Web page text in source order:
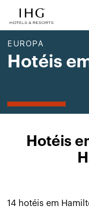
EUROPA
Hotéis
Hotéis
14 hotéis em